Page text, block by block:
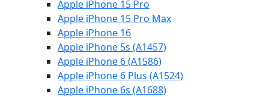
Apple iPhone 15 Pro
Apple iPhone 15 Pro Max
Apple iPhone 16
Apple iPhone 5s (A1457)
Apple iPhone 6 (A1586)
Apple iPhone 6 Plus (A1524)
Apple iPhone 6s (A1688)